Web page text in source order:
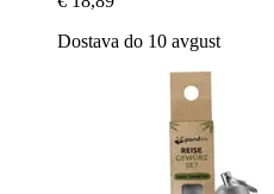
Dostava do 10 avgust